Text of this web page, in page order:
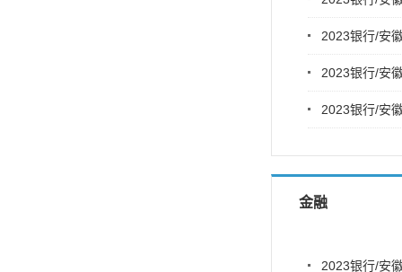
2023银行/安
2023银行/安
2023银行/安
金融
2023银行/安